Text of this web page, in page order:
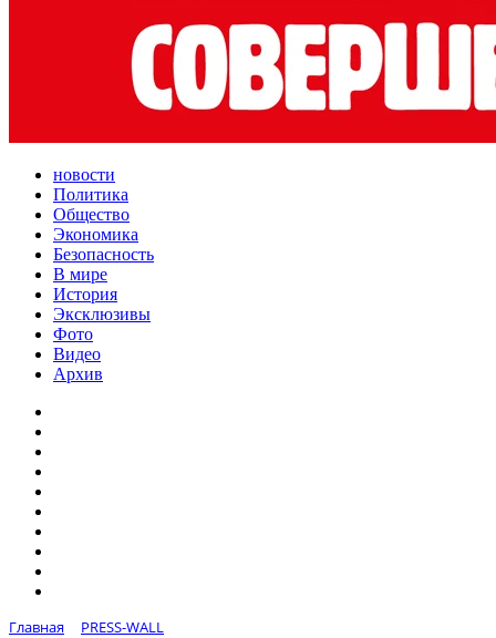
новости
Политика
Общество
Экономика
Безопасность
В мире
История
Эксклюзивы
Фото
Видео
Архив
Главная
PRESS-WALL